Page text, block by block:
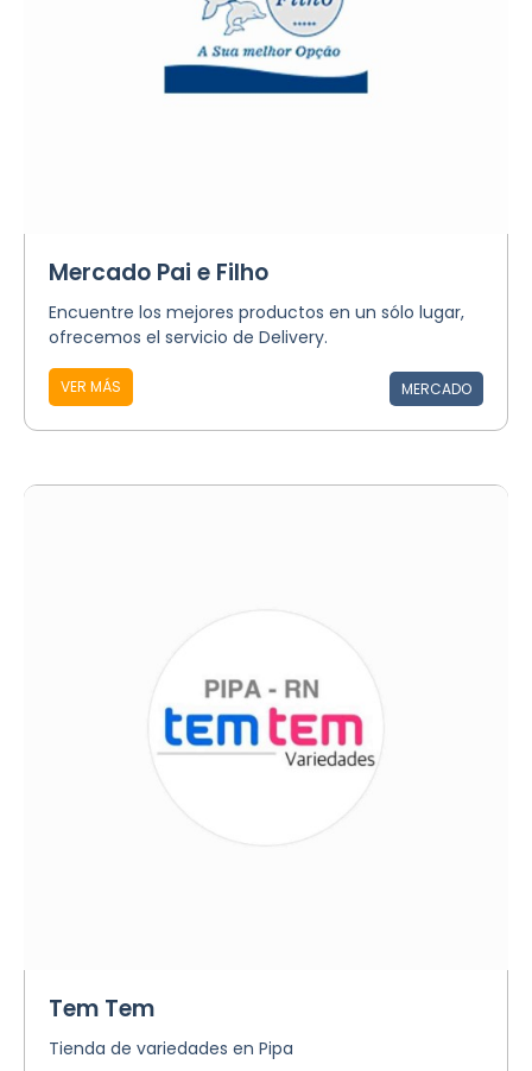
Mercado Pai e Filho
Encuentre los mejores productos en un sólo lugar,
ofrecemos el servicio de Delivery.
VER MÁS MERCADO
Tem Tem
Tienda de variedades en Pipa